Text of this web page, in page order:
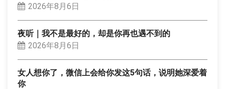
2026年8月6日
夜听｜我不是最好的，却是你再也遇不到的
2026年8月6日
女人想你了，微信上会给你发这5句话，说明她深爱着
你